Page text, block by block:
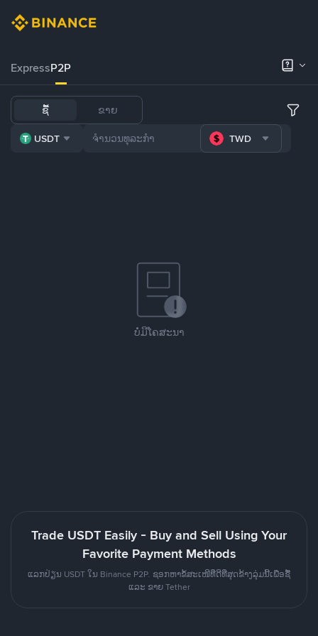
ExpressP2P
ຊື້ ຂາຍ
USDT TWD
ບໍ່ມີໂຄສະນາ
Trade USDT Easily - Buy and Sell Using Your
Favorite Payment Methods
ແລກປ່ຽນ USDT ໃນ Binance P2P. ຊອກຫາຂໍ້ສະເໜີທີ່ດີທີ່ສຸດຂ້າງລຸ່ມນີ້ເພື່ອຊື້
ແລະ ຂາຍ Tether